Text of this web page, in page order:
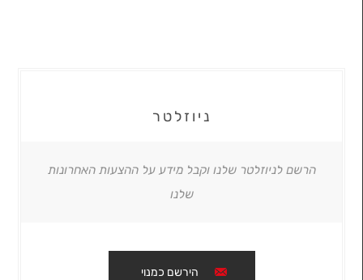
ניוזלטר
הרשם לניוזלטר שלנו וקבל מידע על ההצעות האחרונות
שלנו
הירשם כמנוי